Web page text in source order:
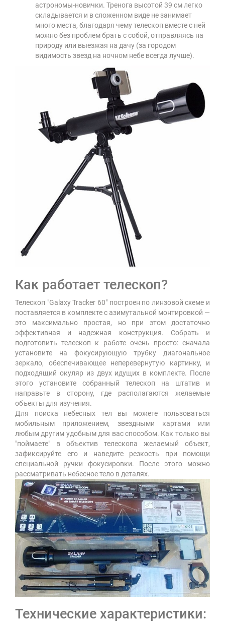
астрономы-новички. Тренога высотой 39 см легко
складывается и в сложенном виде не занимает
много места, благодаря чему телескоп вместе с ней
можно без проблем брать с собой, отправляясь на
природу или выезжая на дачу (за городом
видимость звезд на ночном небе всегда лучше).
Как работает телескоп?
Телескоп "Galaxy Tracker 60" построен по линзовой схеме и
поставляется в комплекте с азимутальной монтировкой —
это максимально простая, но при этом достаточно
эффективная и надежная конструкция. Собрать и
подготовить телескоп к работе очень просто: сначала
установите на фокусирующую трубку диагональное
зеркало, обеспечивающее неперевернутую картинку, и
подходящий окуляр из двух идущих в комплекте. После
этого установите собранный телескоп на штатив и
направьте в сторону, где располагаются желаемые
объекты для изучения.
Для поиска небесных тел вы можете пользоваться
мобильным приложением, звездными картами или
любым другим удобным для вас способом. Как только вы
"поймаете" в объектив телескопа желаемый объект,
зафиксируйте его и наведите резкость при помощи
специальной ручки фокусировки. После этого можно
рассматривать небесное тело в деталях.
Технические характеристики: